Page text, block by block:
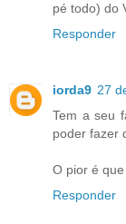
pé todo) do
Responder
iorda9 27
Tem a seu
poder fazer
O pior é
Responder